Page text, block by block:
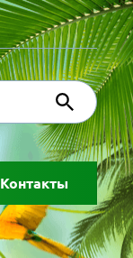
Контакты